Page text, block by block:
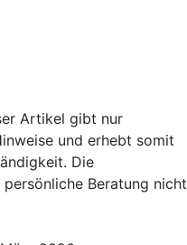
Artikel gibt nur
und erhebt somit
Die
Beratung nicht